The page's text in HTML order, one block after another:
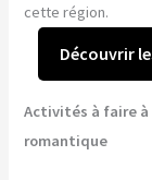
cette région.
Découvrir
Activités à faire
romantique